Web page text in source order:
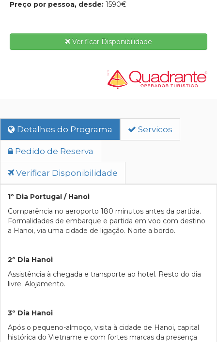
Preço por pessoa, desde: 1590€
Verificar Disponibilidade
Detalhes do Programa Servicos
Pedido de Reserva
Verificar Disponibilidade
1º Dia Portugal / Hanoi
Comparência no aeroporto 180 minutos antes da partida.
Formalidades de embarque e partida em voo com destino
a Hanoi, via uma cidade de ligação. Noite a bordo.
2º Dia Hanoi
Assistência à chegada e transporte ao hotel. Resto do dia
livre. Alojamento.
3º Dia Hanoi
Após o pequeno-almoço, visita à cidade de Hanoi, capital
histórica do Vietname e com fortes marcas da presença